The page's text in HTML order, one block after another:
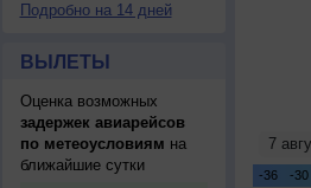
Подробно на 14 дней
ВЫЛЕТЫ
Оценка возможных
задержек авиарейсов
по метеоусловиям на
ближайшие сутки